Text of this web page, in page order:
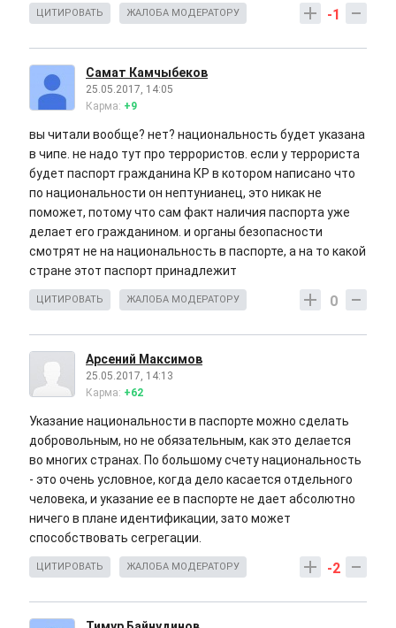
-1
ЦИТИРОВАТЬ ЖАЛОБА МОДЕРАТОРУ
Самат Камчыбеков
25.05.2017, 14:05
Карма: +9
вы читали вообще? нет? национальность будет указана
в чипе. не надо тут про террористов. если у террориста
будет паспорт гражданина КР в котором написано что
по национальности он нептунианец, это никак не
поможет, потому что сам факт наличия паспорта уже
делает его гражданином. и органы безопасности
смотрят не на национальность в паспорте, а на то какой
стране этот паспорт принадлежит
0
ЦИТИРОВАТЬ ЖАЛОБА МОДЕРАТОРУ
Арсений Максимов
25.05.2017, 14:13
Карма: +62
Указание национальности в паспорте можно сделать
добровольным, но не обязательным, как это делается
во многих странах. По большому счету национальность
- это очень условное, когда дело касается отдельного
человека, и указание ее в паспорте не дает абсолютно
ничего в плане идентификации, зато может
способствовать сегрегации.
-2
ЦИТИРОВАТЬ ЖАЛОБА МОДЕРАТОРУ